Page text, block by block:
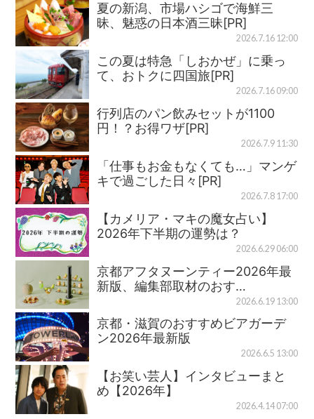
夏の新潟、市場ハシゴで海鮮三
昧、魅惑の日本酒三昧[PR]
2026.7.16 12:00
この夏は特急「しおかぜ」に乗っ
て、おトクに四国旅[PR]
2026.7.16 09:00
行列店のパン飲みセットが1100
円！？お得ワザ[PR]
2026.7.9 11:30
「仕事もお金もなくても…」マンゲ
キで過ごした日々[PR]
2026.7.8 17:00
【カメリア・マキの魔女占い】
2026年下半期の運勢は？
2026.6.29 06:00
京都アフタヌーンティー2026年最
新版、編集部取材のおす…
2026.6.19 13:00
京都・滋賀のおすすめビアガーデ
ン2026年最新版
2026.6.5 13:00
【お笑い芸人】インタビューまと
め【2026年】
2026.4.14 07:00